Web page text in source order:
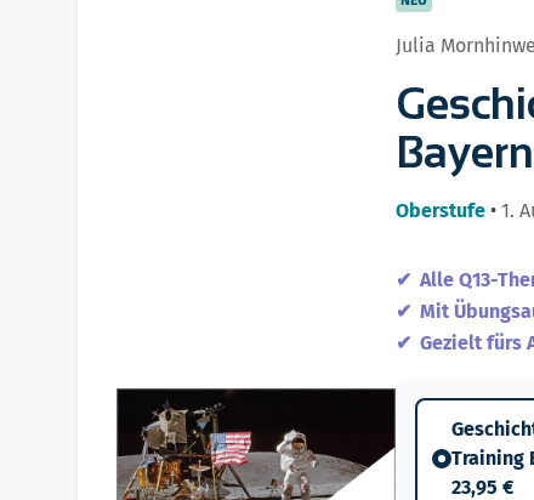
Julia
Bayern
Oberstufe •1.
Alle Q13-
Mit
Gezielt fürs
Training
23,95 €